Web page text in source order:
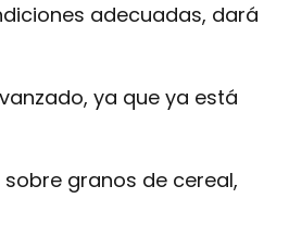
adecuadas, dará
ya que ya está
granos de cereal,